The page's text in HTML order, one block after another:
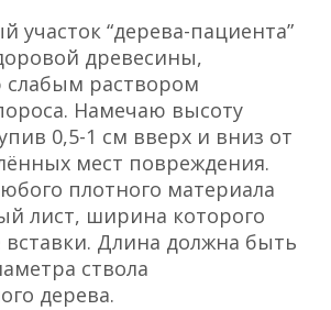
участок “дерева-пациента”
древесины,
раствором
Намечаю высоту
0,5-1 см вверх и вниз от
мест повреждения.
плотного материала
лист, ширина которого
вставки. Длина должна быть
ствола
дерева.